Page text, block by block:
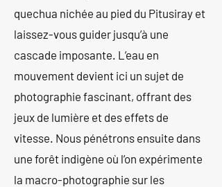
quechua nichée au pied du Pitusiray et
laissez-vous guider jusqu’à une
cascade imposante. L’eau en
mouvement devient ici un sujet de
photographie fascinant, offrant des
jeux de lumière et des effets de
vitesse. Nous pénétrons ensuite dans
une forêt indigène où l’on expérimente
la macro-photographie sur les